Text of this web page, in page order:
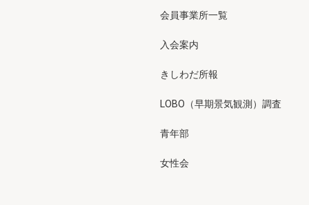
会員事業所一覧
入会案内
きしわだ所報
LOBO（早期景気観測）調査
青年部
女性会